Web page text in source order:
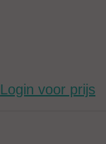
Login voor prijs